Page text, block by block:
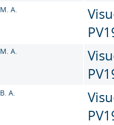
M. A.
M. A.
B. A.